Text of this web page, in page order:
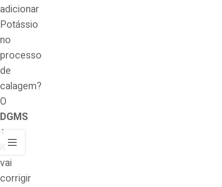
adicionar
Potássio
no
processo
de
calagem?
O
DGMS
+
vai
corrigir